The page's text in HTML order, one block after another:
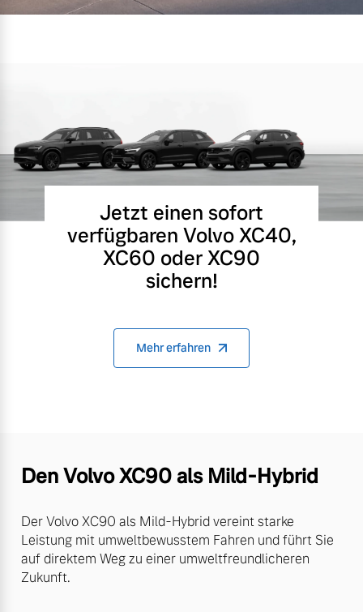
Jetzt einen sofort
verfügbaren Volvo XC40,
XC60 oder XC90
sichern!
Mehr erfahren
Den Volvo XC90 als Mild-Hybrid
Der Volvo XC90 als Mild-Hybrid vereint starke
Leistung mit umweltbewusstem Fahren und führt Sie
auf direktem Weg zu einer umweltfreundlicheren
Zukunft.